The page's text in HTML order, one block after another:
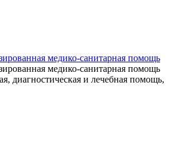
медико-санитарная помощь
медико-санитарная помощь
диагностическая и лечебная помощь,